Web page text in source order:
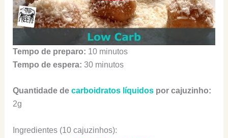
Tempo de preparo: 10 minutos
Tempo de espera: 30 minutos
Quantidade de carboidratos líquidospor cajuzinho:
2g
Ingredientes (10 cajuzinhos):